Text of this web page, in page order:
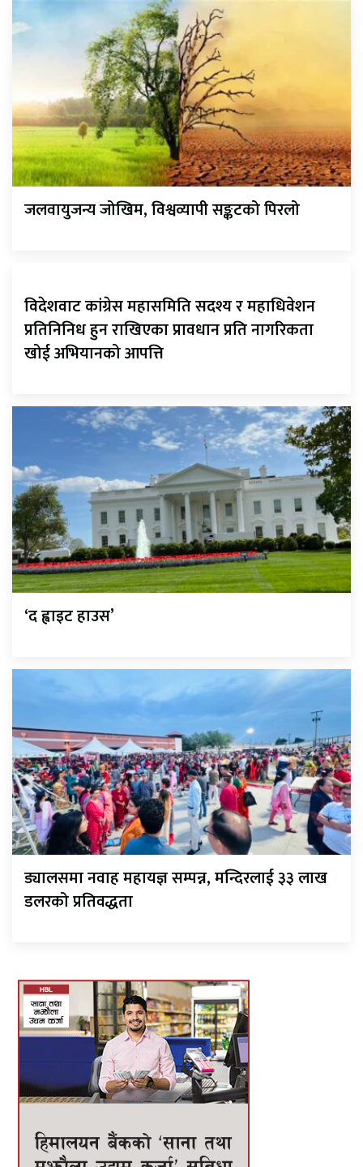
जलवायुजन्य जोखिम, विश्वव्यापी सङ्कटको पिरलो
विदेशवाट कांग्रेस महासमिति सदश्य र महाधिवेशन
प्रतिनिनिध हुन राखिएका प्रावधान प्रति नागरिकता
खोई अभियानको आपत्ति
‘द ह्वाइट हाउस’
ड्यालसमा नवाह महायज्ञ सम्पन्न, मन्दिरलाई ३३ लाख
डलरको प्रतिवद्धता